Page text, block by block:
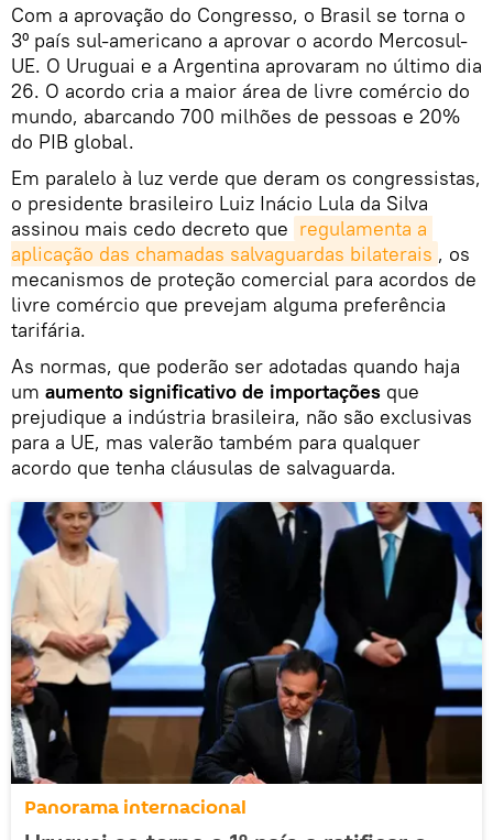
Com a aprovação do Congresso, o Brasil se torna o
3º país sul-americano a aprovar o acordo Mercosul-
UE. O Uruguai e a Argentina aprovaram no último dia
26. O acordo cria a maior área de livre comércio do
mundo, abarcando 700 milhões de pessoas e 20%
do PIB global.
Em paralelo à luz verde que deram os congressistas,
o presidente brasileiro Luiz Inácio Lula da Silva
assinou mais cedo decreto que regulamenta a
aplicação das chamadas salvaguardas bilaterais , os
mecanismos de proteção comercial para acordos de
livre comércio que prevejam alguma preferência
tarifária.
As normas, que poderão ser adotadas quando haja
um aumento significativo de importações que
prejudique a indústria brasileira, não são exclusivas
para a UE, mas valerão também para qualquer
acordo que tenha cláusulas de salvaguarda.
Panorama internacional